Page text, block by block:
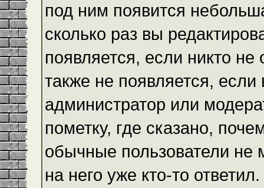
под ним появится
сколько раз вы
появляется, если никто
также не появляется,
администратор или
пометку, где сказано,
обычные пользователи не
на него уже кто-то ответил.